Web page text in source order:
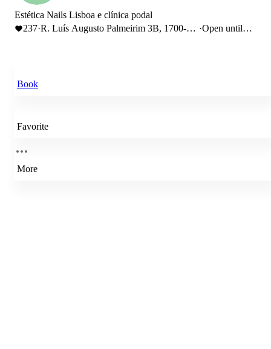
Estética Nails Lisboa e clínica podal
237·R. Luís Augusto Palmeirim 3B, 1700-
·Open until
Book
Favorite
More